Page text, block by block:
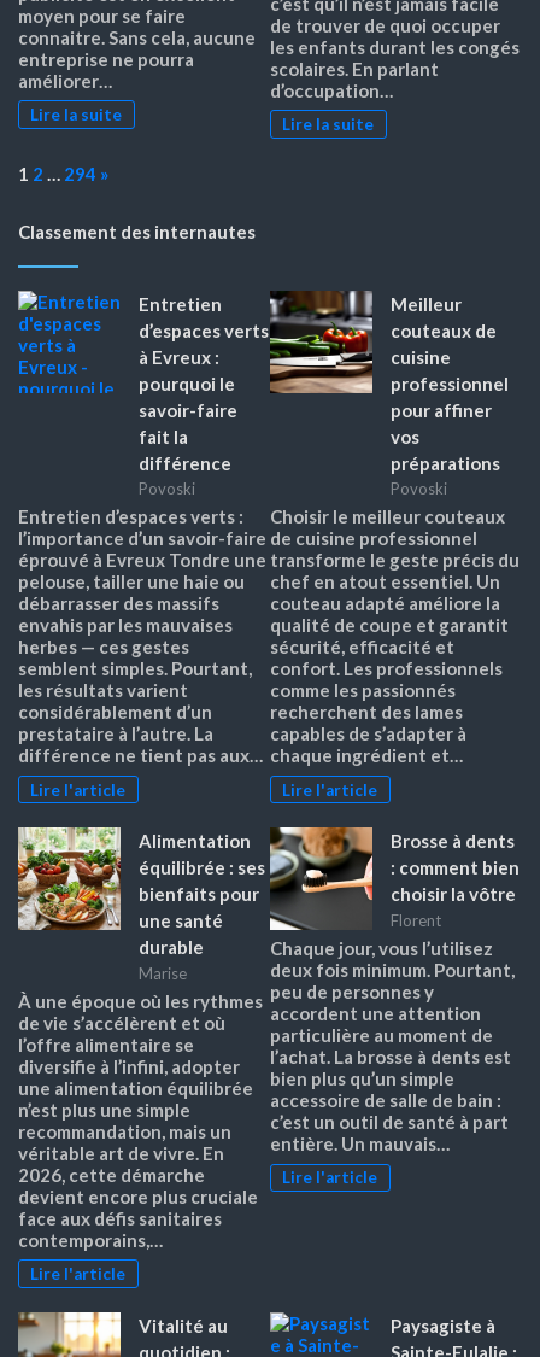
moyen pour se faire
connaitre. Sans cela, aucune
entreprise ne pourra
améliorer…
Lire la suite
de trouver de quoi occuper
les enfants durant les congés
scolaires. En parlant
d’occupation…
Lire la suite
Page:
1 2 … 294 Next
»
Classement des internautes
Entretien
d’espaces verts
à Evreux :
pourquoi le
savoir-faire
fait la
différence
Povoski
Entretien d’espaces verts :
l’importance d’un savoir-faire
éprouvé à Evreux Tondre une
pelouse, tailler une haie ou
débarrasser des massifs
envahis par les mauvaises
herbes — ces gestes
semblent simples. Pourtant,
les résultats varient
considérablement d’un
prestataire à l’autre. La
différence ne tient pas aux…
Lire l'article
Meilleur
couteaux de
cuisine
professionnel
pour affiner
vos
préparations
Povoski
Choisir le meilleur couteaux
de cuisine professionnel
transforme le geste précis du
chef en atout essentiel. Un
couteau adapté améliore la
qualité de coupe et garantit
sécurité, efficacité et
confort. Les professionnels
comme les passionnés
recherchent des lames
capables de s’adapter à
chaque ingrédient et…
Lire l'article
Alimentation
équilibrée : ses
bienfaits pour
une santé
durable
Marise
À une époque où les rythmes
de vie s’accélèrent et où
l’offre alimentaire se
diversifie à l’infini, adopter
une alimentation équilibrée
n’est plus une simple
recommandation, mais un
véritable art de vivre. En
2026, cette démarche
devient encore plus cruciale
face aux défis sanitaires
contemporains,…
Lire l'article
Brosse à dents
: comment bien
choisir la vôtre
Florent
Chaque jour, vous l’utilisez
deux fois minimum. Pourtant,
peu de personnes y
accordent une attention
particulière au moment de
l’achat. La brosse à dents est
bien plus qu’un simple
accessoire de salle de bain :
c’est un outil de santé à part
entière. Un mauvais…
Lire l'article
Vitalité au
quotidien :
Paysagiste à
Sainte-Eulalie :